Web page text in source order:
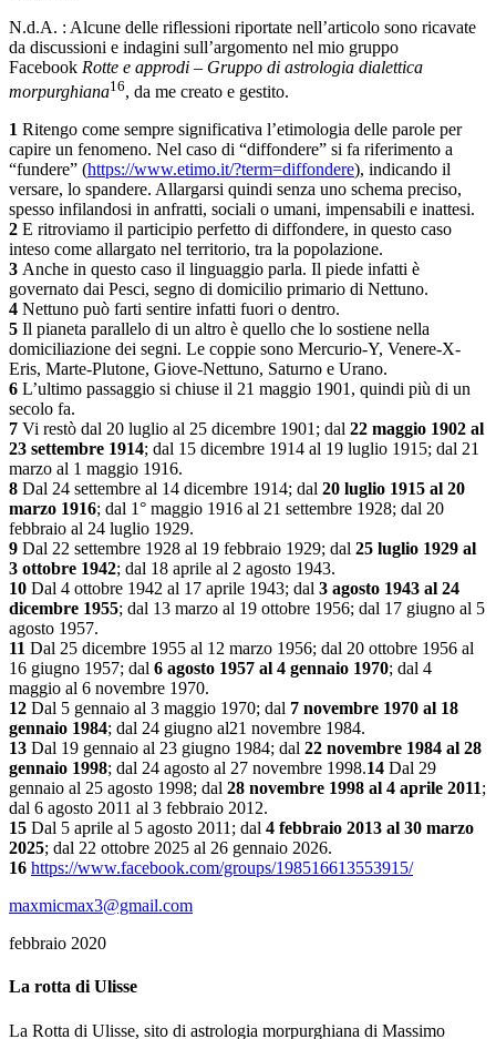
N.d.A. : Alcune delle riflessioni riportate nell’articolo sono ricavate
da discussioni e indagini sull’argomento nel mio gruppo
Facebook Rotte e approdi – Gruppo di astrologia dialettica
morpurghiana16, da me creato e gestito.
1 Ritengo come sempre significativa l’etimologia delle parole per
capire un fenomeno. Nel caso di “diffondere” si fa riferimento a
“fundere” (https://www.etimo.it/?term=diffondere), indicando il
versare, lo spandere. Allargarsi quindi senza uno schema preciso,
spesso infilandosi in anfratti, sociali o umani, impensabili e inattesi.
2 E ritroviamo il participio perfetto di diffondere, in questo caso
inteso come allargato nel territorio, tra la popolazione.
3 Anche in questo caso il linguaggio parla. Il piede infatti è
governato dai Pesci, segno di domicilio primario di Nettuno.
4 Nettuno può farti sentire infatti fuori o dentro.
5 Il pianeta parallelo di un altro è quello che lo sostiene nella
domiciliazione dei segni. Le coppie sono Mercurio-Y, Venere-X-
Eris, Marte-Plutone, Giove-Nettuno, Saturno e Urano.
6 L’ultimo passaggio si chiuse il 21 maggio 1901, quindi più di un
secolo fa.
7 Vi restò dal 20 luglio al 25 dicembre 1901; dal 22 maggio 1902 al
23 settembre 1914; dal 15 dicembre 1914 al 19 luglio 1915; dal 21
marzo al 1 maggio 1916.
8 Dal 24 settembre al 14 dicembre 1914; dal 20 luglio 1915 al 20
marzo 1916; dal 1° maggio 1916 al 21 settembre 1928; dal 20
febbraio al 24 luglio 1929.
9 Dal 22 settembre 1928 al 19 febbraio 1929; dal 25 luglio 1929 al
3 ottobre 1942; dal 18 aprile al 2 agosto 1943.
10 Dal 4 ottobre 1942 al 17 aprile 1943; dal 3 agosto 1943 al 24
dicembre 1955; dal 13 marzo al 19 ottobre 1956; dal 17 giugno al 5
agosto 1957.
11 Dal 25 dicembre 1955 al 12 marzo 1956; dal 20 ottobre 1956 al
16 giugno 1957; dal 6 agosto 1957 al 4 gennaio 1970; dal 4
maggio al 6 novembre 1970.
12 Dal 5 gennaio al 3 maggio 1970; dal 7 novembre 1970 al 18
gennaio 1984; dal 24 giugno al21 novembre 1984.
13 Dal 19 gennaio al 23 giugno 1984; dal 22 novembre 1984 al 28
gennaio 1998; dal 24 agosto al 27 novembre 1998.14 Dal 29
gennaio al 25 agosto 1998; dal 28 novembre 1998 al 4 aprile 2011;
dal 6 agosto 2011 al 3 febbraio 2012.
15 Dal 5 aprile al 5 agosto 2011; dal 4 febbraio 2013 al 30 marzo
2025; dal 22 ottobre 2025 al 26 gennaio 2026.
16 https://www.facebook.com/groups/198516613553915/
maxmicmax3@gmail.com
febbraio 2020
La rotta di Ulisse
La Rotta di Ulisse, sito di astrologia morpurghiana di Massimo